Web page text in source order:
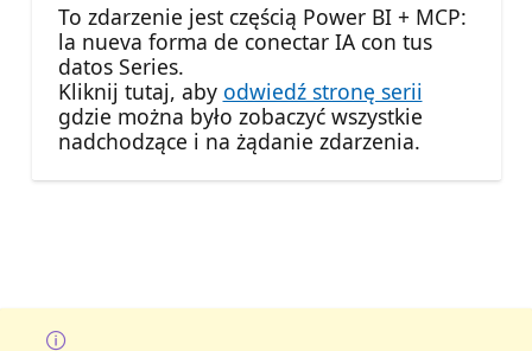
To zdarzenie jest częścią Power BI + MCP:
la nueva forma de conectar IA con tus
datos Series.
Kliknij tutaj, aby odwiedź stronę serii
gdzie można było zobaczyć wszystkie
nadchodzące i na żądanie zdarzenia.